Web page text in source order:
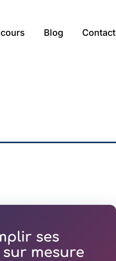
Blog Contact
ses
mesure